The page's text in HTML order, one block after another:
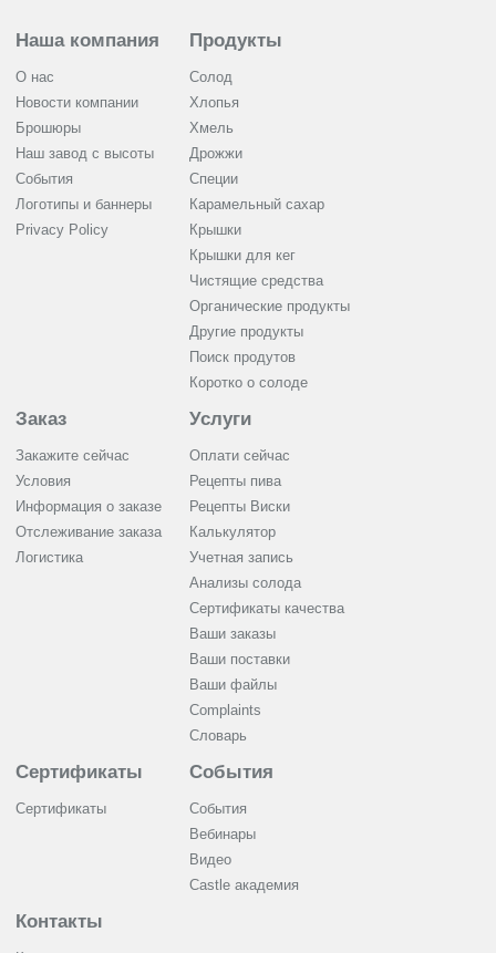
Наша компания
О нас
Новости компании
Брошюры
Наш завод с высоты
События
Логотипы и баннеры
Privacy Policy
Продукты
Солод
Хлопья
Хмель
Дрожжи
Cпеции
Карамельный сахар
Крышки
Крышки для кег
Чистящие средства
Органические продукты
Другие продукты
Поиск продутов
Коротко о солоде
Заказ
Закажите сейчас
Условия
Информация о заказе
Отслеживание заказа
Логистика
Услуги
Оплати сейчас
Рецепты пива
Рецепты Виски
Калькулятор
Учетная запись
Анализы солода
Сертификаты качества
Ваши заказы
Ваши поставки
Ваши файлы
Complaints
Словарь
Сертификаты
Сертификаты
События
События
Вебинары
Видео
Castle академия
Контакты